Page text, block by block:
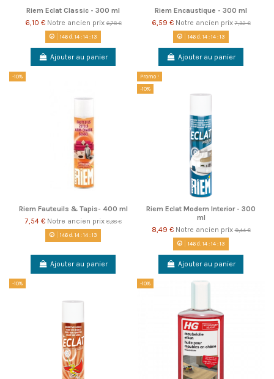
Riem Eclat Classic - 300 ml
6,10 € Notre ancien prix 6,78 €
146d. 14:14:13
Ajouter au panier
Riem Encaustique - 300 ml
6,59 € Notre ancien prix7,32 €
146d. 14:14:13
Ajouter au panier
-10%
Riem Fauteuils & Tapis- 400 ml
7,54 € Notre ancien prix8,38 €
146d.14:14:13
Ajouter au panier
Promo !
-10%
Riem Eclat Modern Interior - 300
ml
8,49 € Notre ancien prix9,44 €
146d.14:14:13
Ajouter au panier
-10% -10%